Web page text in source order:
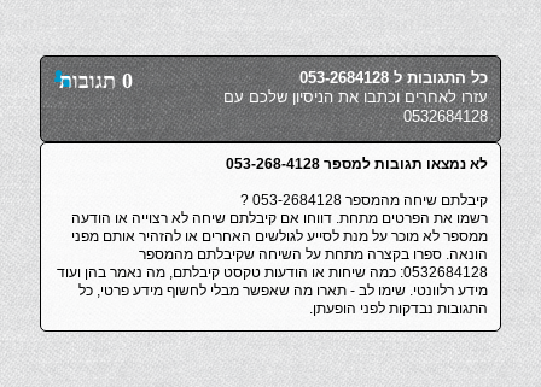
0 תגובות
כל התגובות ל 053-2684128
עזרו לאחרים וכתבו את הניסיון שלכם עם
0532684128
לא נמצאו תגובות למספר 053-268-4128
קיבלתם שיחה מהמספר 053-2684128 ?
רשמו את הפרטים מתחת. דווחו אם קיבלתם שיחה לא רצוייה או הודעה
ממספר לא מוכר על מנת לסייע לגולשים האחרים או להזהיר אותם מפני
הונאה. ספרו בקצרה מתחת על השיחה שקיבלתם מהמספר
0532684128: כמה שיחות או הודעות טקסט קיבלתם, מה נאמר בהן ועוד
מידע רלוונטי. שימו לב - תארו מה שאפשר מבלי לחשוף מידע פרטי, כל
התגובות נבדקות לפני הופעתן.